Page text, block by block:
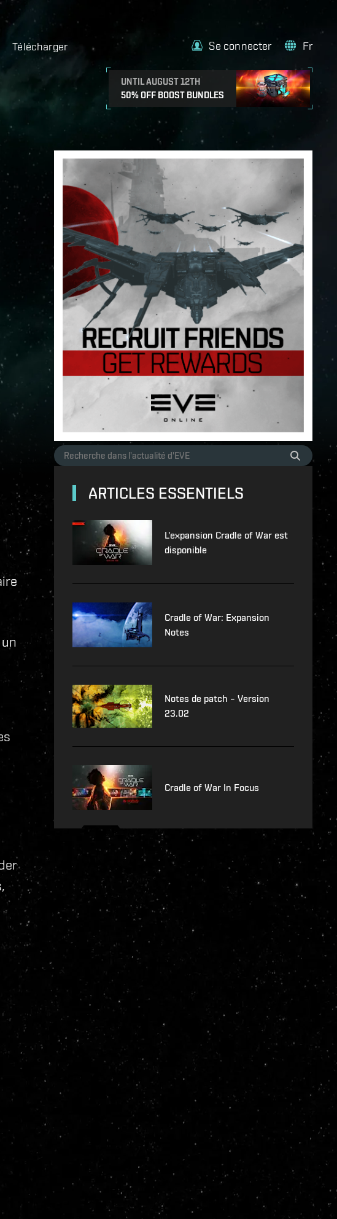
Télécharger
UNTIL AUGUST 12TH
50% OFF BOOST BUNDLES
Se connecter Fr
ARTICLES ESSENTIELS
L'expansion Cradle of War est
disponible
Cradle of War: Expansion
Notes
Notes de patch – Version
23.02
Cradle of War In Focus